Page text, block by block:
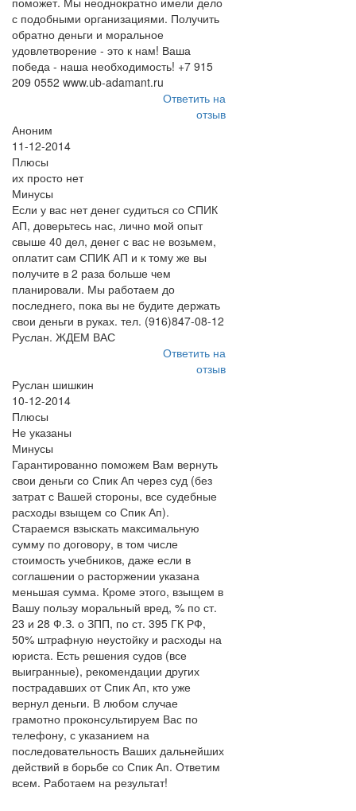
с подобными организациями. Получить
обратно деньги и моральное
удовлетворение - это к нам! Ваша
победа - наша необходимость! +7 915
209 0552 www.ub-adamant.ru
Ответить на
отзыв
Аноним
11-12-2014
Плюсы
их просто нет
Минусы
Если у вас нет денег судиться со СПИК
АП, доверьтесь нас, лично мой опыт
свыше 40 дел, денег с вас не возьмем,
оплатит сам СПИК АП и к тому же вы
получите в 2 раза больше чем
планировали. Мы работаем до
последнего, пока вы не будите держать
свои деньги в руках. тел. (916)847-08-12
Руслан. ЖДЕМ ВАС
Ответить на
отзыв
Руслан шишкин
10-12-2014
Плюсы
Не указаны
Минусы
Гарантированно поможем Вам вернуть
свои деньги со Спик Ап через суд (без
затрат с Вашей стороны, все судебные
расходы взыщем со Спик Ап).
Стараемся взыскать максимальную
сумму по договору, в том числе
стоимость учебников, даже если в
соглашении о расторжении указана
меньшая сумма. Кроме этого, взыщем в
Вашу пользу моральный вред, % по ст.
23 и 28 Ф.З. о ЗПП, по ст. 395 ГК РФ,
50% штрафную неустойку и расходы на
юриста. Есть решения судов (все
выигранные), рекомендации других
пострадавших от Спик Ап, кто уже
вернул деньги. В любом случае
грамотно проконсультируем Вас по
телефону, с указанием на
последовательность Ваших дальнейших
действий в борьбе со Спик Ап. Ответим
всем. Работаем на результат!